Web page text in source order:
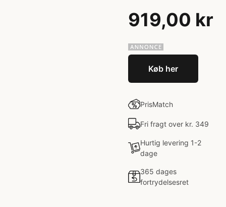
919,00 kr
Køb her
PrisMatch
Fri fragt over kr. 349
Hurtig levering 1-2
dage
365 dages
fortrydelsesret